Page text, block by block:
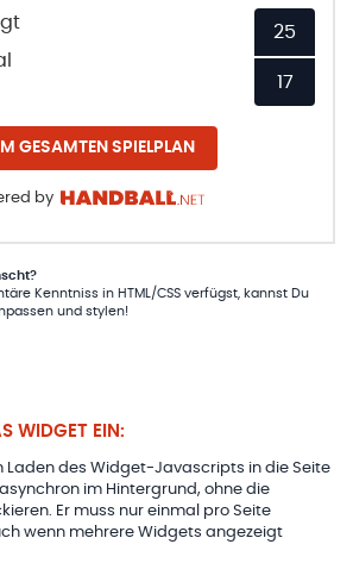
25
17
GESAMTEN SPIELPLAN
by
Kenntniss in HTML/CSS verfügst, kannst Du
und stylen!
WIDGET EIN:
Laden des Widget-Javascripts in die Seite
im Hintergrund, ohne die
Er muss nur einmal pro Seite
wenn mehrere Widgets angezeigt